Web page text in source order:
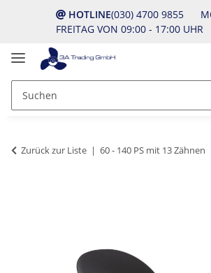
HOTLINE(030) 4700 9855
FREITAG VON 09:00 - 17:00 UHR
Zurück zur Liste 60 - 140 PS mit 13 Zähnen